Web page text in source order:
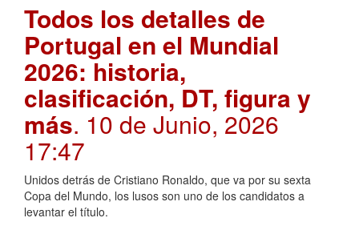
Todos los detalles de
Portugal en el Mundial
2026: historia,
clasificación, DT, figura y
más. 10 de Junio, 2026
17:47
Unidos detrás de Cristiano Ronaldo, que va por su sexta
Copa del Mundo, los lusos son uno de los candidatos a
levantar el título.